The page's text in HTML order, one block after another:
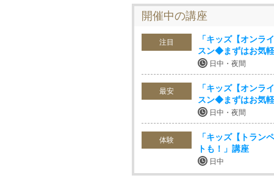
開催中の講座
注目
「キッズ【オンラ
スン◆まずはお気
日中・夜間
最安
「キッズ【オンラ
スン◆まずはお気
日中・夜間
体験
「キッズ【トラン
トも！」講座
日中